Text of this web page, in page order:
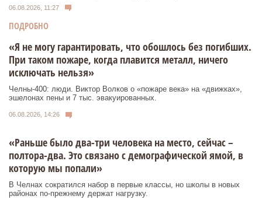
06.08.2026, 11:27
ПОДРОБНО
«Я не могу гарантировать, что обошлось без погибших.
При таком пожаре, когда плавится металл, ничего
исключать нельзя»
Челны-400: люди. Виктор Волков о «пожаре века» на «движках»,
эшелонах пены и 7 тыс. эвакуированных.
06.08.2026, 14:26
«Раньше было два-три человека на место, сейчас –
полтора-два. Это связано с демографической ямой, в
которую мы попали»
В Челнах сократился набор в первые классы, но школы в новых
районах по-прежнему держат нагрузку.